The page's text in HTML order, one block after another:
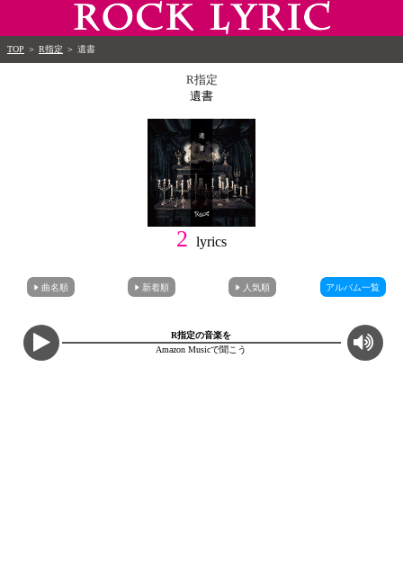
TOP ＞ R指定 ＞ 遺書
R指定
遺書
2 lyrics
曲名順 新着順 人気順 アルバム一覧
R指定の音楽を
Amazon Musicで聞こう